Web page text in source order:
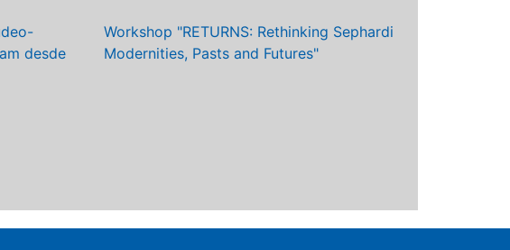
desde
Workshop "RETURNS: Rethinking Sephardi
Modernities, Pasts and Futures"